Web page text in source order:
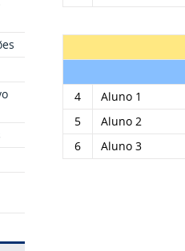
4
Aluno 1
5
Aluno 2
6
Aluno 3